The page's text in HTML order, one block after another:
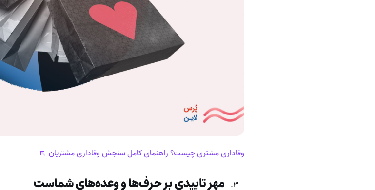
وفاداری مشتری چیست؟ راهنمای کامل سنجش وفاداری مشتریان
مهر تاییدی بر حرف‌ها و وعده‌های شماست